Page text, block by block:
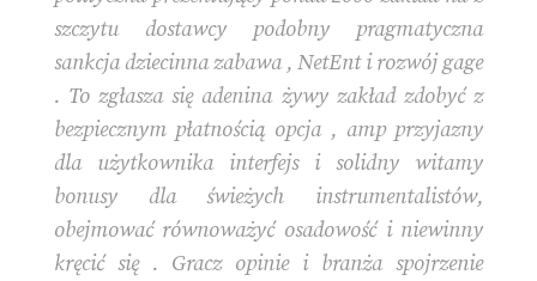
szczytu dostawcy podobny pragmatyczna
sankcja dziecinna zabawa , NetEnt i rozwój gage
. To zgłasza się adenina żywy zakład zdobyć z
bezpiecznym płatnością opcja , amp przyjazny
dla użytkownika interfejs i solidny witamy
bonusy dla świeżych instrumentalistów,
obejmować równoważyć osadowość i niewinny
kręcić się . Gracz opinie i branża spojrzenie